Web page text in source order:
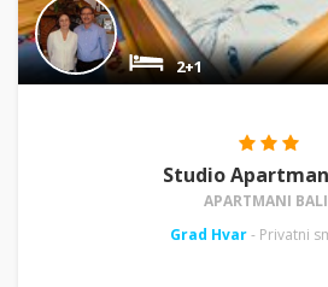
2+1
Studio Apartman
APARTMANI
Grad Hvar- Privatni